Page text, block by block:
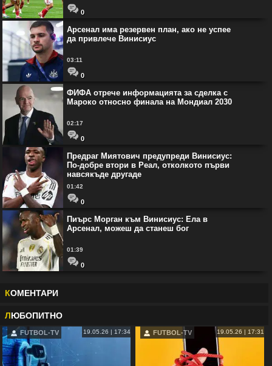
0
Арсенал има резервен план, ако не успее
да привлече Винисиус
03:11
0
ФИФА отрече информацията за сделка с
Мароко относно финала на Мондиал 2030
02:17
0
Предраг Миятович предупреди Винисиус:
По-добре втори в Реал, отколкото първи
навсякъде другаде
01:42
0
Пиърс Морган към Винисиус: Ела в
Арсенал, можеш да станеш бог
01:39
0
КОМЕНТАРИ
ЛЮБОПИТНО
FUTBOL-TV 19.05.26 | 17:34 FUTBOL-TV 19.05.26 | 17:31